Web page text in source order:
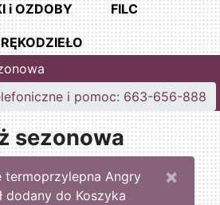
i OZDOBY FILC
RĘKODZIEŁO
i pomoc: 663-656-888
sezonowa
×
termoprzylepna Angry
dodany do Koszyka